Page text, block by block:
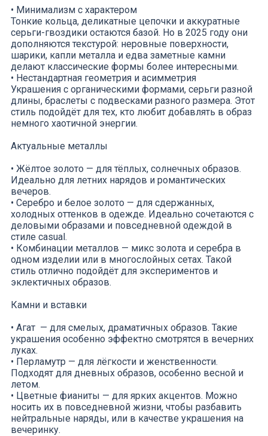
• Минимализм с характером
Тонкие кольца, деликатные цепочки и аккуратные
серьги-гвоздики остаются базой. Но в 2025 году они
дополняются текстурой: неровные поверхности,
шарики, капли металла и едва заметные камни
делают классические формы более интересными.
• Нестандартная геометрия и асимметрия
Украшения с органическими формами, серьги разной
длины, браслеты с подвесками разного размера. Этот
стиль подойдёт для тех, кто любит добавлять в образ
немного хаотичной энергии.
Актуальные металлы
• Жёлтое золото — для тёплых, солнечных образов.
Идеально для летних нарядов и романтических
вечеров.
• Серебро и белое золото — для сдержанных,
холодных оттенков в одежде. Идеально сочетаются с
деловыми образами и повседневной одеждой в
стиле casual.
• Комбинации металлов — микс золота и серебра в
одном изделии или в многослойных сетах. Такой
стиль отлично подойдёт для экспериментов и
эклектичных образов.
Камни и вставки
• Агат — для смелых, драматичных образов. Такие
украшения особенно эффектно смотрятся в вечерних
луках.
• Перламутр — для лёгкости и женственности.
Подходят для дневных образов, особенно весной и
летом.
• Цветные фианиты — для ярких акцентов. Можно
носить их в повседневной жизни, чтобы разбавить
нейтральные наряды, или в качестве украшения на
вечеринку.